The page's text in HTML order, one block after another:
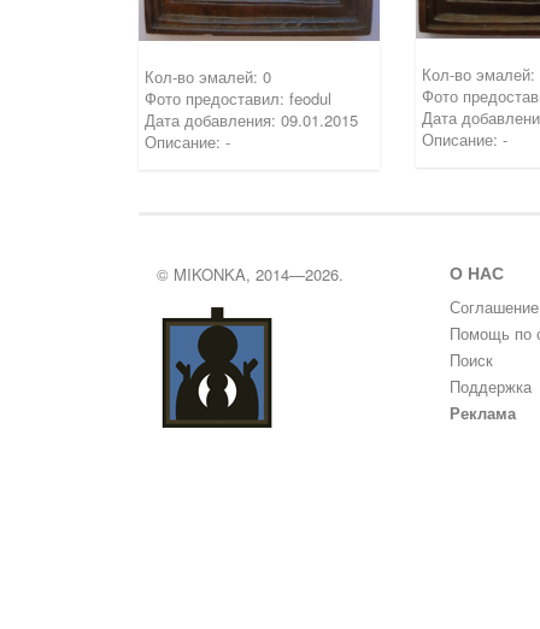
Кол-во эмалей: 0
Фото предоставил: feodul
Дата добавления: 09.01.2015
Описание: -
Кол-во эмалей:
Фото
Дата
Описание: -
© MIKONKA, 2014—2026. О НАС
Соглашение
Помощь по
Поиск
Поддержка
Реклама